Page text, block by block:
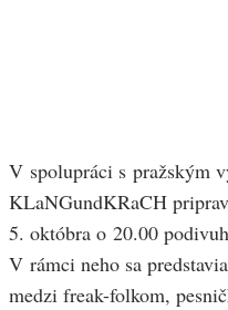
V spolupráci s pražským
KLaNGundKRaCH
5. októbra o 20.00
V rámci neho sa
medzi freak-folkom,